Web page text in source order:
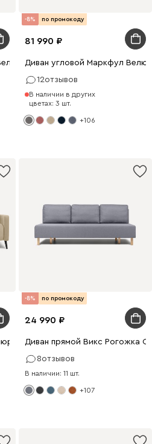
Молочный
-8% по промокоду
81 990
Диван угловой Маркфул
12отзывов
В наличии в других
цветах: 3 шт.
+106
Бежевый
-8% по промокоду
24 990
Диван прямой Викс Рогожка
8отзывов
В наличии: 11 шт.
+107